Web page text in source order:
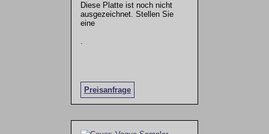
Diese Platte ist noch nicht
ausgezeichnet. Stellen Sie
eine
Preisanfrage
.